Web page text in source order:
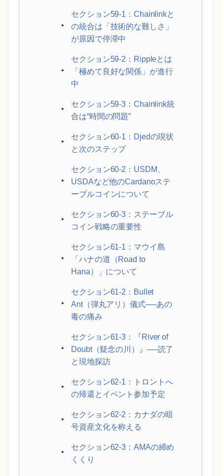
セクション59-1：Chainlinkと
の統合は「技術的な難しさ」
が原因で停滞中
セクション59-2：Rippleとは
「極めて良好な関係」が進行
中
セクション59-3：Chainlink統
合は“時間の問題”
セクション60-1：Djedの現状
と次のステップ
セクション60-2：USDM、
USDAなど他のCardanoステ
ーブルコインについて
セクション60-3：ステーブル
コイン戦略の重要性
セクション61-1：マウイ島
「ハナの道（Road to
Hana）」について
セクション61-2：Bullet
Ant（弾丸アリ）儀式──あの
毒の痛み
セクション61-3：『River of
Doubt（疑念の川）』──読了
と現地探訪
セクション62-1：トロントへ
の帰還とイベント参加予定
セクション62-2：カナダの暗
号資産文化を称える
セクション62-3：AMAの締め
くくり